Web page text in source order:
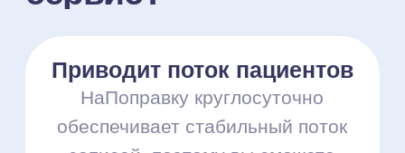
Продвижение